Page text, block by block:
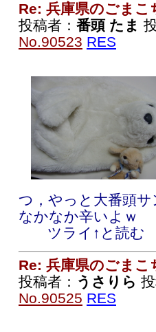
Re: 兵庫県のごまこ
投稿者： 番頭 たま
No.90523 RES
つ，やっと大番頭
なかなか辛いよｗ
ツライ↑と読む
Re: 兵庫県のごまこ
投稿者： うさりら
No.90525 RES